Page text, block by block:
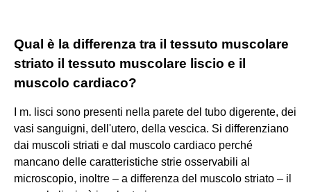
Qual è la differenza tra il tessuto muscolare
striato il tessuto muscolare liscio e il
muscolo cardiaco?
I m. lisci sono presenti nella parete del tubo digerente, dei
vasi sanguigni, dell'utero, della vescica. Si differenziano
dai muscoli striati e dal muscolo cardiaco perché
mancano delle caratteristiche strie osservabili al
microscopio, inoltre – a differenza del muscolo striato – il